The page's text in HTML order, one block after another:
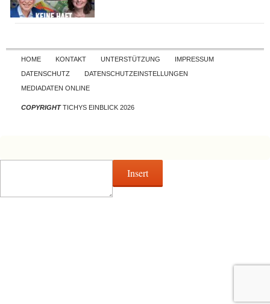
Skip to content
HOME KONTAKT UNTERSTÜTZUNG
IMPRESSUM
DATENSCHUTZ
DATENSCHUTZEINSTELLUNGEN
MEDIADATEN ONLINE
COPYRIGHTTICHYS EINBLICK 2026
Insert